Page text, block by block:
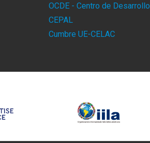
OCDE - Centro de Desarrollo
CEPAL
Cumbre UE-CELAC